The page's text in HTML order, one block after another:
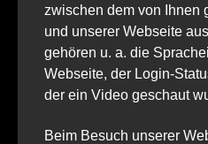
zwischen dem von Ihnen
und unserer Webseite
gehören u. a. die
Webseite, der Login-
der ein Video geschaut
Beim Besuch unserer